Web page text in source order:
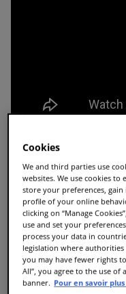
son ambiance et
FINESSE s'adapte
design, vous
TASSIMO Finesse
que vous préfériez
coloris plus
Cookies
We and third parties use
websites. We use cookies
store your preferences,
profile of your online
clicking on “Manage
use and set your
process your data in
legislation where authorities
you may have fewer rights
All”, you agree to the use of
banner. Pour en savoir